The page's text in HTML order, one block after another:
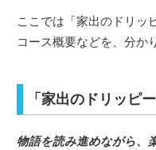
ここでは「家出のドリッ
コース概要などを、分か
「家出のドリッピ
物語を読み進めながら、